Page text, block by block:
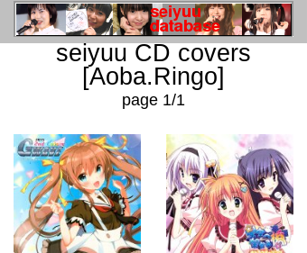
seiyuu CD covers
[Aoba.Ringo]
page 1/1